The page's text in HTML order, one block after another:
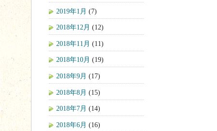
2019年1月 (7)
2018年12月 (12)
2018年11月 (11)
2018年10月 (19)
2018年9月 (17)
2018年8月 (15)
2018年7月 (14)
2018年6月 (16)